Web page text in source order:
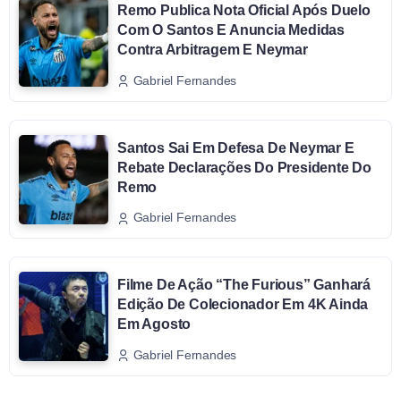
Remo Publica Nota Oficial Após Duelo
Com O Santos E Anuncia Medidas
Contra Arbitragem E Neymar
Gabriel Fernandes
Santos Sai Em Defesa De Neymar E
Rebate Declarações Do Presidente Do
Remo
Gabriel Fernandes
Filme De Ação “The Furious” Ganhará
Edição De Colecionador Em 4K Ainda
Em Agosto
Gabriel Fernandes